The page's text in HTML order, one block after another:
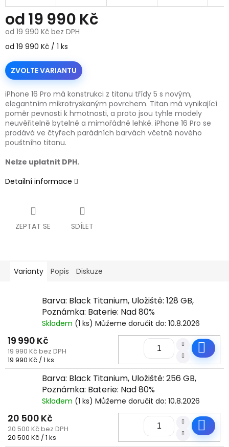
od19 990 Kč
od 19 990 Kč bez DPH
Měrná
od 19 990 Kč / 1 ks
ZVOLTE VARIANTU
iPhone 16 Pro má konstrukci z titanu třídy 5 s novým,
elegantním mikrotryskaným povrchem. Titan má vynikající
poměr pevnosti k hmotnosti, a proto jsou tyhle modely
neuvěřitelně bytelné a mimořádně lehké. iPhone 16 Pro se
prodává ve čtyřech parádních barvách včetně nového
pouštního titanu.
Nelze uplatnit DPH.
Detailní informace
ZEPTAT SE SDÍLET
Varianty Popis Diskuze
Barva: Black Titanium, Uložiště: 128 GB,
Poznámka: Baterie: Nad 80%
Skladem (1 ks) Můžeme doručit do: 10.8.2026
19 990 Kč
19 990 Kč bez DPH
Měrná
cena:
19 990 Kč / 1 ks
Barva: Black Titanium, Uložiště: 256 GB,
Poznámka: Baterie: Nad 80%
Skladem (1 ks) Můžeme doručit do: 10.8.2026
20 500 Kč
20 500 Kč bez DPH
Měrná
20 500 Kč / 1 ks